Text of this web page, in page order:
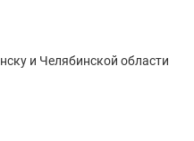
и Челябинской области